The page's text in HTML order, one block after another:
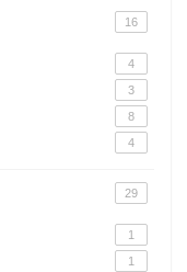
16
4
3
8
4
29
1
1